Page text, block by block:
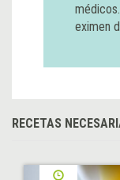
eximen
RECETAS